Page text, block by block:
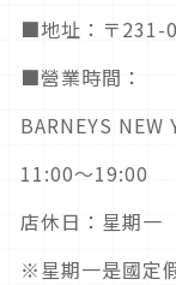
■地址：〒231-
■營業時間：
BARNEYS NEW
11:00～19:00
店休日：星期一
※星期一是國定